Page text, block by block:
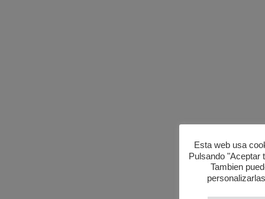
Esta web usa
Pulsando "Aceptar
Tambien